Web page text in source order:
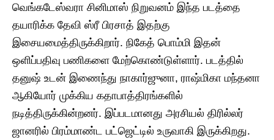
வெங்கடேஸ்வரா சினிமாஸ் நிறுவனம் இந்த படத்தை
தயாரிக்க தேவி ஸ்ரீ பிரசாத் இதற்கு
இசையமைத்திருக்கிறார். நிகேத் பொம்மி இதன்
ஒளிப்பதிவு பணிகளை மேற்கொண்டுள்ளார். படத்தில்
தனுஷ் உடன் இணைந்து நாகார்ஜுனா, ராஷ்மிகா மந்தனா
ஆகியோர் முக்கிய கதாபாத்திரங்களில்
நடித்திருக்கின்றனர். இப்படமானது அரசியல் திரில்லர்
ஜானரில் பிரம்மாண்ட பட்ஜெட்டில் உருவாகி இருக்கிறது.